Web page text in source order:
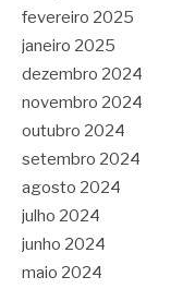
fevereiro 2025
janeiro 2025
dezembro 2024
novembro 2024
outubro 2024
setembro 2024
agosto 2024
julho 2024
junho 2024
maio 2024